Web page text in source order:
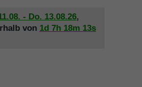
- Do. 13.08.26,
von 1d 7h 18m 13s